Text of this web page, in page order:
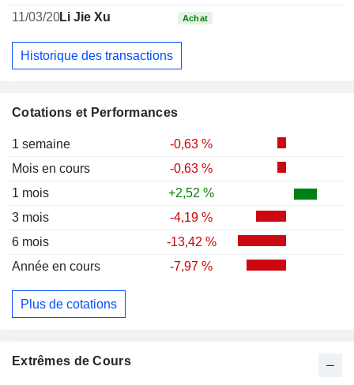
Cotations et Performances
1 semaine
-0,63 %
Mois en cours
-0,63 %
1 mois
+2,52 %
3 mois
-4,19 %
6 mois
-13,42 %
Année en cours
-7,97 %
Plus de cotations
Extrêmes de Cours
11/03/20Li Jie Xu Achat
Historique des transactions